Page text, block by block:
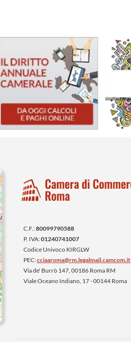
C.F.:80099790588
P. IVA:01240741007
Codice Univoco KIRGLW
PEC:cciaaroma@rm.legalmail.camcom.it
Via de' Burrò 147, 00186 Roma RM
Viale Oceano Indiano, 17 - 00144 Roma